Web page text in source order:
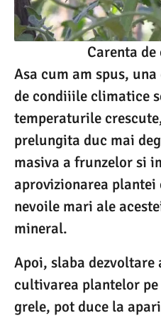
Carenta
Asa cum am spus,
de condiiile climatice
temperaturile
prelungita duc mai
masiva a frunzelor si
aprovizionarea
nevoile mari ale
mineral.
Apoi, slaba
cultivarea plantelor
grele, pot duce la